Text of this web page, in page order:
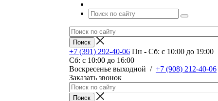
+7 (391) 292-40-06 Пн - Сб: c 10:00 до 19:00
Сб: c 10:00 до 16:00
​Воскресенье выходной / +7 (908) 212-40-06
Заказать звонок